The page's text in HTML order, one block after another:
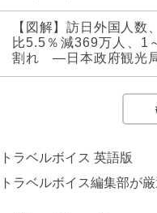
【図解】訪日外国人数
比5.5％減369万人、1
割れ ―日本政府観光局
トラベルボイス 英語版
トラベルボイス編集部が